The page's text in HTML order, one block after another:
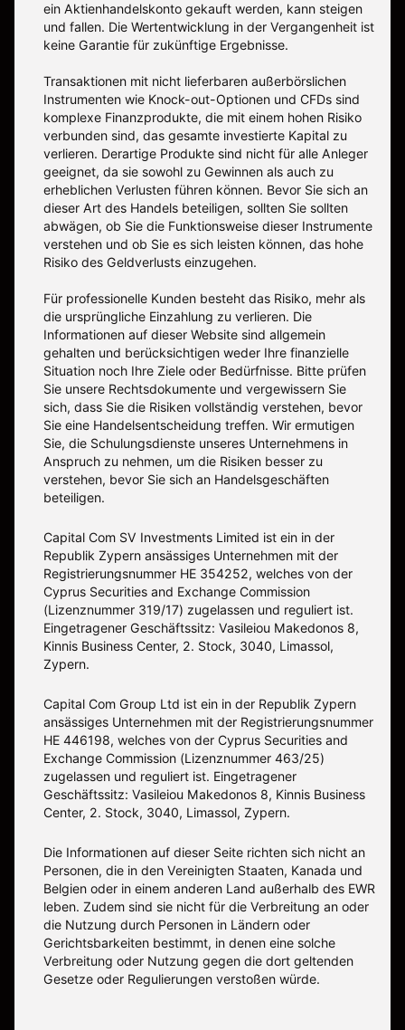
ein Aktienhandelskonto gekauft werden, kann steigen
und fallen. Die Wertentwicklung in der Vergangenheit ist
keine Garantie für zukünftige Ergebnisse.
Transaktionen mit nicht lieferbaren außerbörslichen
Instrumenten wie Knock-out-Optionen und CFDs sind
komplexe Finanzprodukte, die mit einem hohen Risiko
verbunden sind, das gesamte investierte Kapital zu
verlieren. Derartige Produkte sind nicht für alle Anleger
geeignet, da sie sowohl zu Gewinnen als auch zu
erheblichen Verlusten führen können. Bevor Sie sich an
dieser Art des Handels beteiligen, sollten Sie sollten
abwägen, ob Sie die Funktionsweise dieser Instrumente
verstehen und ob Sie es sich leisten können, das hohe
Risiko des Geldverlusts einzugehen.
Für professionelle Kunden besteht das Risiko, mehr als
die ursprüngliche Einzahlung zu verlieren. Die
Informationen auf dieser Website sind allgemein
gehalten und berücksichtigen weder Ihre finanzielle
Situation noch Ihre Ziele oder Bedürfnisse. Bitte prüfen
Sie unsere Rechtsdokumente und vergewissern Sie
sich, dass Sie die Risiken vollständig verstehen, bevor
Sie eine Handelsentscheidung treffen. Wir ermutigen
Sie, die Schulungsdienste unseres Unternehmens in
Anspruch zu nehmen, um die Risiken besser zu
verstehen, bevor Sie sich an Handelsgeschäften
beteiligen.
Capital Com SV Investments Limited ist ein in der
Republik Zypern ansässiges Unternehmen mit der
Registrierungsnummer HE 354252, welches von der
Cyprus Securities and Exchange Commission
(Lizenznummer 319/17) zugelassen und reguliert ist.
Eingetragener Geschäftssitz: Vasileiou Makedonos 8,
Kinnis Business Center, 2. Stock, 3040, Limassol,
Zypern.
Capital Com Group Ltd ist ein in der Republik Zypern
ansässiges Unternehmen mit der Registrierungsnummer
ΗΕ 446198, welches von der Cyprus Securities and
Exchange Commission (Lizenznummer 463/25)
zugelassen und reguliert ist. Eingetragener
Geschäftssitz: Vasileiou Makedonos 8, Kinnis Business
Center, 2. Stock, 3040, Limassol, Zypern.
Die Informationen auf dieser Seite richten sich nicht an
Personen, die in den Vereinigten Staaten, Kanada und
Belgien oder in einem anderen Land außerhalb des EWR
leben. Zudem sind sie nicht für die Verbreitung an oder
die Nutzung durch Personen in Ländern oder
Gerichtsbarkeiten bestimmt, in denen eine solche
Verbreitung oder Nutzung gegen die dort geltenden
Gesetze oder Regulierungen verstoßen würde.